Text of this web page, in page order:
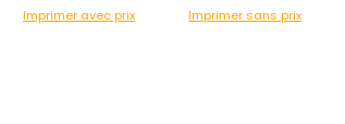
Imprimer avec prix Imprimer sans prix